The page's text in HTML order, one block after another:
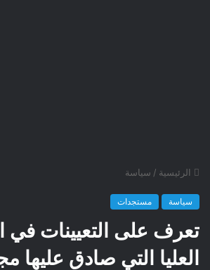
الرئيسية / سياسة
سياسة مستجدات
تعرف على التعيينات في
العليا التي صادق عليها